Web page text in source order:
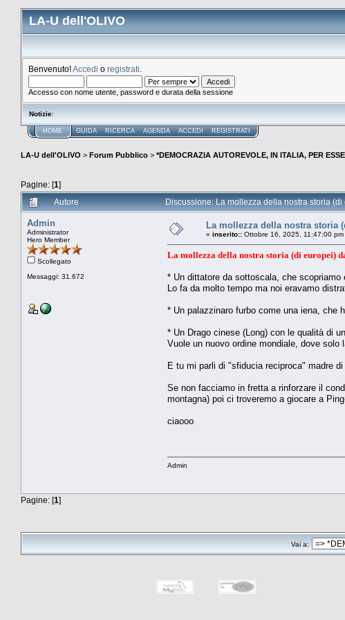
LA-U dell'OLIVO
Benvenuto!Accedi o registrati
Accesso con nome utente, password e durata della sessione
Notizie:
HOME GUIDA RICERCA AGENDA ACCEDI REGISTRATI
LA-U dell'OLIVO > Forum Pubblico > *DEMOCRAZIA AUTOREVOLE, IN ITALIA, PER
Pagine: [1]
Autore Discussione: La mollezza della nostra storia
Admin
Administrator
Hero Member
Scollegato
Messaggi: 31.672
La mollezza della nostra storia
« inserito:: Ottobre 16, 2025, 11:47:00 pm
La mollezza della nostra storia (di europei)
* Un dittatore da sottoscala, che scopriamo
Lo fa da molto tempo ma noi eravamo
* Un palazzinaro furbo come una iena, che
* Un Drago cinese (Long) con le qualità di
Vuole un nuovo ordine mondiale, dove solo
E tu mi parli di "sfiducia reciproca" madre
Se non facciamo in fretta a rinforzare il
montagna) poi ci troveremo a giocare a
ciaooo
Admin
Pagine: [1]
Vai a: